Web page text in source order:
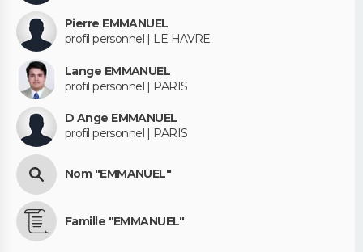
Pierre EMMANUEL
profil personnel | LE HAVRE
Lange EMMANUEL
profil personnel | PARIS
D Ange EMMANUEL
profil personnel | PARIS
Nom "EMMANUEL"
Famille "EMMANUEL"